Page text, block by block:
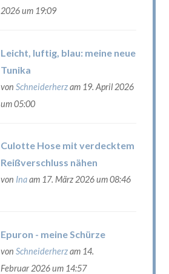
2026 um 19:09
Leicht, luftig, blau: meine neue
Tunika
von Schneiderherzam 19. April 2026
um 05:00
Culotte Hose mit verdecktem
Reißverschluss nähen
von Inaam 17. März 2026 um 08:46
Epuron - meine Schürze
von Schneiderherzam 14.
Februar 2026 um 14:57